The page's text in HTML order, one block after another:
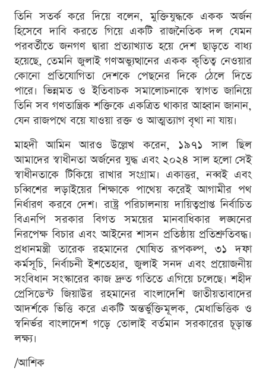
তিনি সতর্ক করে দিয়ে বলেন, মুক্তিযুদ্ধকে একক অর্জন
হিসেবে দাবি করতে গিয়ে একটি রাজনৈতিক দল যেমন
পরবর্তীতে জনগণ দ্বারা প্রত্যাখ্যাত হয়ে দেশ ছাড়তে বাধ্য
হয়েছে, তেমনি জুলাই গণঅভ্যুত্থানের একক কৃতিত্ব নেওয়ার
কোনো প্রতিযোগিতা দেশকে পেছনের দিকে ঠেলে দিতে
পারে। ভিন্নমত ও ইতিবাচক সমালোচনাকে স্বাগত জানিয়ে
তিনি সব গণতান্ত্রিক শক্তিকে একত্রিত থাকার আহ্বান জানান,
যেন রাজপথে বয়ে যাওয়া রক্ত ও আত্মত্যাগ বৃথা না যায়।
মাহদী আমিন আরও উল্লেখ করেন, ১৯৭১ সাল ছিল
আমাদের স্বাধীনতা অর্জনের যুদ্ধ এবং ২০২৪ সাল হলো সেই
স্বাধীনতাকে টিকিয়ে রাখার সংগ্রাম। একাত্তর, নব্বই এবং
চব্বিশের লড়াইয়ের শিক্ষাকে পাথেয় করেই আগামীর পথ
নির্ধারণ করবে দেশ। রাষ্ট্র পরিচালনায় দায়িত্বপ্রাপ্ত নির্বাচিত
বিএনপি সরকার বিগত সময়ের মানবাধিকার লঙ্ঘনের
নিরপেক্ষ বিচার এবং আইনের শাসন প্রতিষ্ঠায় প্রতিশ্রুতিবদ্ধ।
প্রধানমন্ত্রী তারেক রহমানের ঘোষিত রূপকল্প, ৩১ দফা
কর্মসূচি, নির্বাচনী ইশতেহার, জুলাই সনদ এবং প্রয়োজনীয়
সংবিধান সংস্কারের কাজ দ্রুত গতিতে এগিয়ে চলেছে। শহীদ
প্রেসিডেন্ট জিয়াউর রহমানের বাংলাদেশি জাতীয়তাবাদের
আদর্শকে ভিত্তি করে একটি অন্তর্ভুক্তিমূলক, মেধাভিত্তিক ও
স্বনির্ভর বাংলাদেশ গড়ে তোলাই বর্তমান সরকারের চূড়ান্ত
লক্ষ্য।
/আশিক